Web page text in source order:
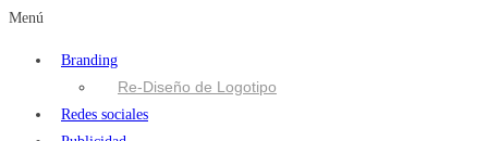
Menú
Branding
Re-Diseño de Logotipo
Redes sociales